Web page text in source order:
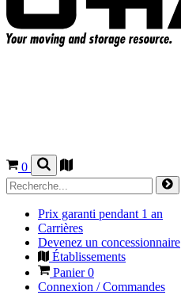
0
Prix garanti pendant 1 an
Carrières
Devenez un concessionnaire
Établissements
Panier0
Connexion / Commandes